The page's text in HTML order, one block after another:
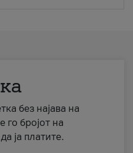
без најава на
го бројот на
ја платите.